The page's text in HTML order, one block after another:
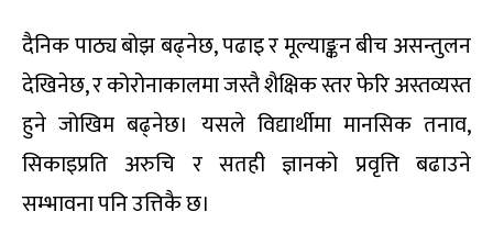
दैनिक पाठ्य बोझ बढ्नेछ, पढाइ र मूल्याङ्कन बीच असन्तुलन
देखिनेछ, र कोरोनाकालमा जस्तै शैक्षिक स्तर फेरि अस्तव्यस्त
हुने जोखिम बढ्नेछ। यसले विद्यार्थीमा मानसिक तनाव,
सिकाइप्रति अरुचि र सतही ज्ञानको प्रवृत्ति बढाउने
सम्भावना पनि उत्तिकै छ।